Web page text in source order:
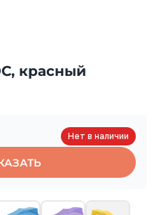
красный
Нет в наличии